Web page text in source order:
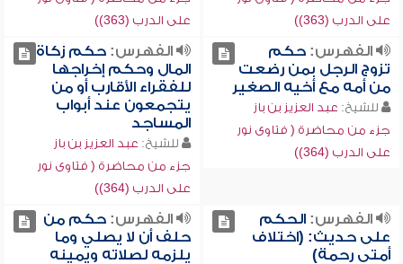
على الدرب (363))
على الدرب (363))
الفهرس:حكم
تزوج الرجل بمن رضعت
من أمه مع أخيه الصغير
للشيخ: عبد العزيز بن باز
جزء من محاضرة ( فتاوى نور
على الدرب (364))
الفهرس:حكم زكاة
المال وحكم إخراجها
للفقراء الأقارب أو من
يتجمعون عند أبواب
المساجد
للشيخ: عبد العزيز بن باز
جزء من محاضرة ( فتاوى نور
على الدرب (364))
الفهرس:الحكم
على حديث: (اختلاف
أمتي رحمة)
الفهرس:حكم من
حلف أن لا يصلي وما
يلزمه لصلاته ويمينه